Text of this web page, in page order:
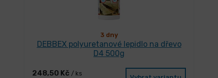
3 dny
DEBBEX polyuretanové lepidlo na dřevo
D4 500g
248,50 Kč / ks